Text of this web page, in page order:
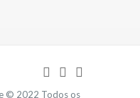
© 2022 Todos os